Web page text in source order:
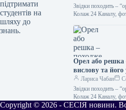
підтримати
студентів на
шляху до
знань.
узагальненими
сторін монети.
замінити
варіантами,
контексту: *
герб”**: Це
який зберігає
**”На
йдеться про
чи
Звідки походить –
Колаж 24 Каналу,
спосіб зробити…
Орел або решка
вислову та його
синоніми.
Лариса Чабан
Звідки походить –
Колаж 24 Каналу,
Підкинути монету –
Copyright © 2026 - СЕСІЯ новини.